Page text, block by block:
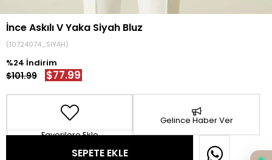
İnce Askılı V Yaka Siyah Bluz
(10724074_SIYAH)
24
$101.99 $77.99
Favorilere Ekle
Gelince Haber Ver